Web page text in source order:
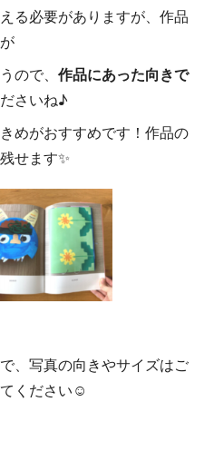
る必要がありますが、作品
ので、 作品にあった向きで
さいね♪
めがおすすめです！作品の
せます✨
、写真の向きやサイズはご
ください☺